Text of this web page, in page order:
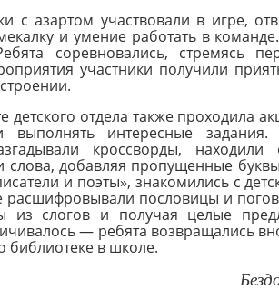
азартом участвовали в игре,
и умение работать в
соревновались, стремясь
участники получили
отдела также проходила
выполнять интересные
кроссворды,
слова, добавляя пропущенные
и поэты», знакомились с
расшифровывали пословицы и
из слогов и получая целые
— ребята возвращались
библиотеке в школе.